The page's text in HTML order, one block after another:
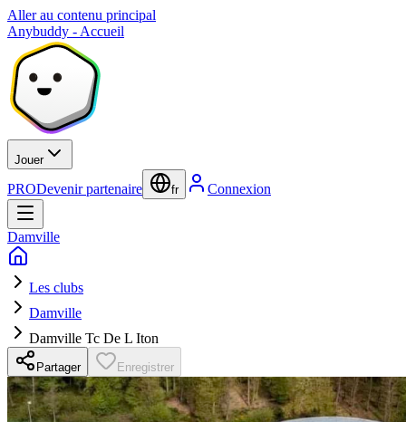
Aller au contenu principal
Anybuddy - Accueil
Jouer
PRODevenir partenaire fr Connexion
Damville
Les clubs
Damville
Damville Tc De L Iton
Partager Enregistrer